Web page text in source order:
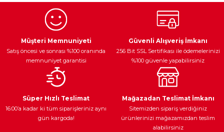
Ürün resmi kalitesiz, bozuk veya görüntülenemiyor.
Ürün açıklamasında eksik bilgiler bulunuyor.
Ürün bilgilerinde hatalar bulunuyor.
Ürün fiyatı diğer sitelerden daha pahalı.
Bu ürüne benzer farklı alternatifler olmalı.
Egzoz Sistemi
Ateşleme Sistemi Araç Yağları
Müşteri Memnuniyeti
Satış öncesi ve sonrası %100 oranında
memnuniyet garantisi
Güvenli Alışveriş İmkanı
256 Bit SSL Sertifikası ile ödemelerinizi
%100 güvenle yapabilirsiniz
Süper Hızlı Teslimat
16:00’a kadar ki tüm siparişleriniz aynı
gün kargoda!
Mağazadan Teslimat İmkanı
Sitemizden sipariş verdiğiniz
ürünlerinizi mağazamızdan teslim
alabilirsiniz